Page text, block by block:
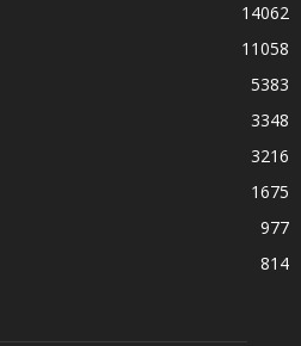
14062
11058
5383
3348
3216
1675
977
814